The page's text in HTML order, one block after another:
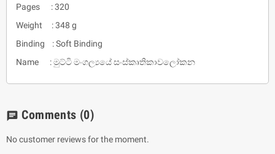
Pages : 320
Weight : 348 g
Binding : Soft Binding
Name : මුට්ටි මංගල්‍යයේ සංස්කෘතිකාවලෝකන
chat Comments (0)
No customer reviews for the moment.